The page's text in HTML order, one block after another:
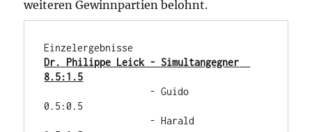
weiteren Gewinnpartien belohnt.
Dr. Philippe Leick - Simultangegner
8.5:1.5
0.5:0.5